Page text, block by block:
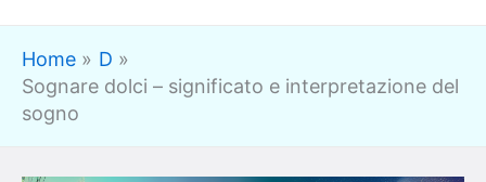
Home
D
Sognare dolci – significato e interpretazione del
sogno